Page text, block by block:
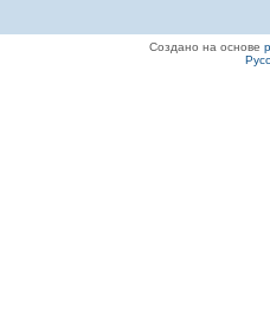
Создано на основе